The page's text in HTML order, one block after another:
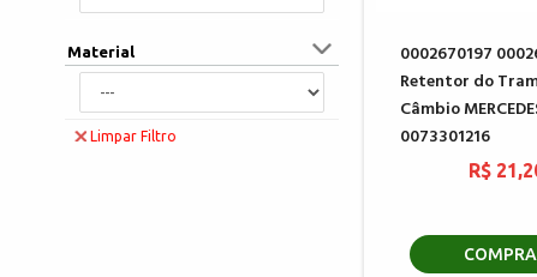
Material
Limpar Filtro
0002670197
Retentor do
Câmbio
0073301216
R$